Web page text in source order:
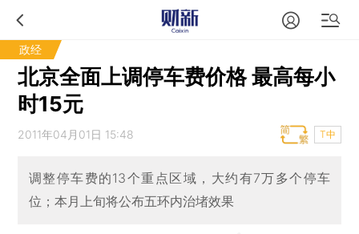
政经
北京全面上调停车费价格 最高每小
时15元
2011年04月01日 15:48 T中
调整停车费的13个重点区域，大约有7万多个停车
位；本月上旬将公布五环内治堵效果